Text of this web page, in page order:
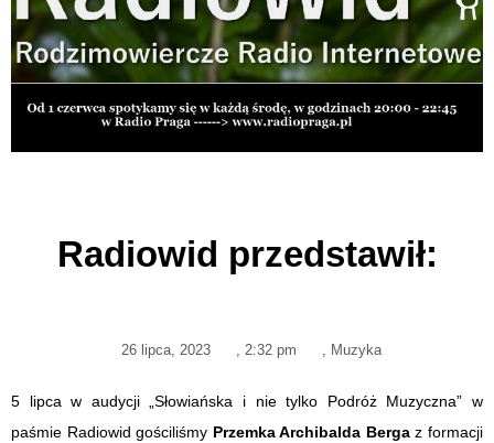
Radiowid przedstawił:
26 lipca, 2023 , 2:32 pm , Muzyka
5 lipca w audycji „Słowiańska i nie tylko Podróż Muzyczna” w
paśmie Radiowid gościliśmy Przemka Archibalda Bergaz formacji